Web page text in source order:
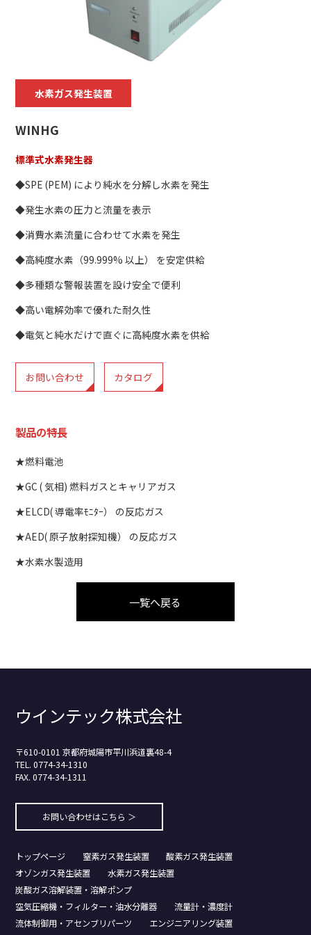
水素ガス発生装置
WINHG
標準式水素発生器
◆SPE (PEM) により純水を分解し水素を発生
◆発生水素の圧力と流量を表示
◆消費水素流量に合わせて水素を発生
◆高純度水素（99.999% 以上） を安定供給
◆多種類な警報装置を設け安全で便利
◆高い電解効率で優れた耐久性
◆電気と純水だけで直ぐに高純度水素を供給
お問い合わせ カタログ
製品の特長
★燃料電池
★GC ( 気相) 燃料ガスとキャリアガス
★ELCD( 導電率ﾓﾆﾀｰ） の反応ガス
★AED( 原子放射探知機） の反応ガス
★水素水製造用
一覧へ戻る
ウインテック株式会社
〒610-0101 京都府城陽市平川浜道裏48-4
TEL. 0774-34-1310
FAX. 0774-34-1311
お問い合わせはこちら ＞
トップページ 窒素ガス発生装置
酸素ガス発生装置
オゾンガス発生装置
水素ガス発生装置
炭酸ガス溶解装置・溶解ポンプ
空気圧縮機・フィルター・油水分離器
流量計・濃度計
流体制御用・アセンブリパーツ
エンジニアリング装置